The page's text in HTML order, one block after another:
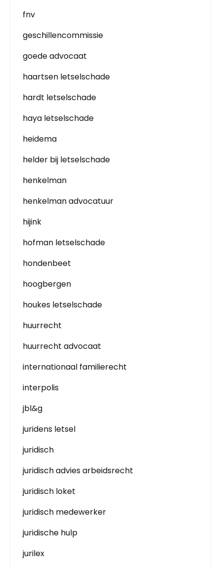
fnv
geschillencommissie
goede advocaat
haartsen letselschade
hardt letselschade
haya letselschade
heidema
helder bij letselschade
henkelman
henkelman advocatuur
hijink
hofman letselschade
hondenbeet
hoogbergen
houkes letselschade
huurrecht
huurrecht advocaat
internationaal familierecht
interpolis
jbl&g
juridens letsel
juridisch
juridisch advies arbeidsrecht
juridisch loket
juridisch medewerker
juridische hulp
jurilex